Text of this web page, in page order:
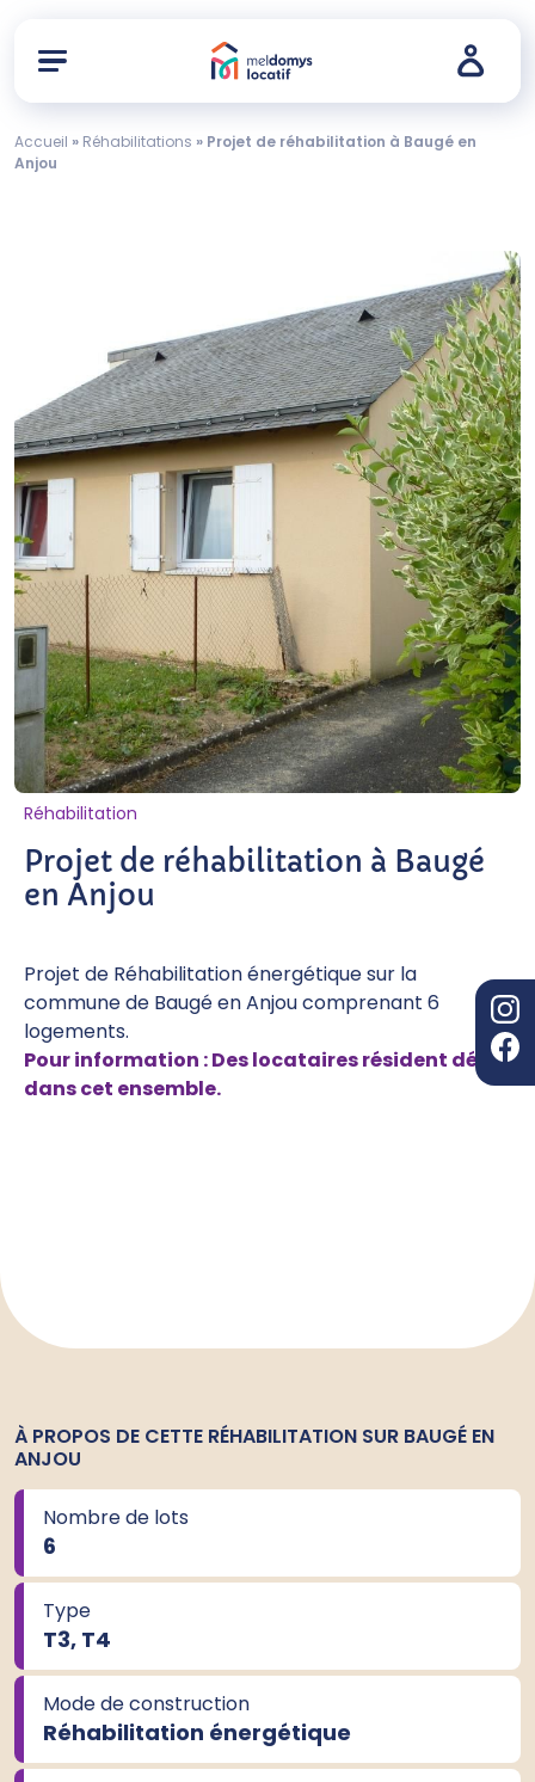
Accueil » Réhabilitations » Projet de réhabilitation à Baugé en
Anjou
Réhabilitation
Projet de réhabilitation à Baugé
en Anjou
Projet de Réhabilitation énergétique sur la
commune de Baugé en Anjou comprenant 6
logements.
Pour information : Des locataires résident déjà
dans cet ensemble.
À PROPOS DE CETTE RÉHABILITATION SUR BAUGÉ EN
ANJOU
Nombre de lots
6
Type
T3, T4
Mode de construction
Réhabilitation énergétique